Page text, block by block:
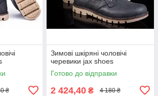
₴
Зимові шкіряні чоловічі
черевики jax shoes
Готово до відправки
2 424,40 ₴ 4 180 ₴